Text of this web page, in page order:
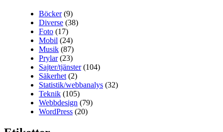
Böcker(9)
Diverse (38)
Foto (17)
Mobil (24)
Musik (87)
Prylar(23)
Sajter/tjänster(104)
Säkerhet (2)
Statistik/webbanalys (32)
Teknik (105)
Webbdesign (79)
WordPress (20)